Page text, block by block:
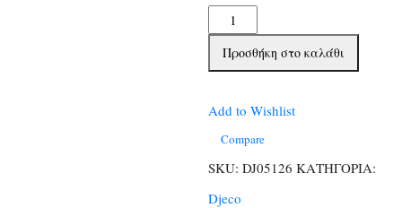
Djeco
Επιτραπέζιο
Κοκκινοσκουφίτσα
ποσότητα
Προσθήκη στο καλάθι
Add to Wishlist
Compare
SKU: DJ05126 ΚΑΤΗΓΟΡΙΑ:
Djeco